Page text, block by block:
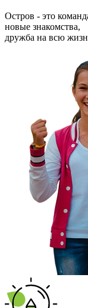
Остров - это
новые знакомства,
дружба на всю